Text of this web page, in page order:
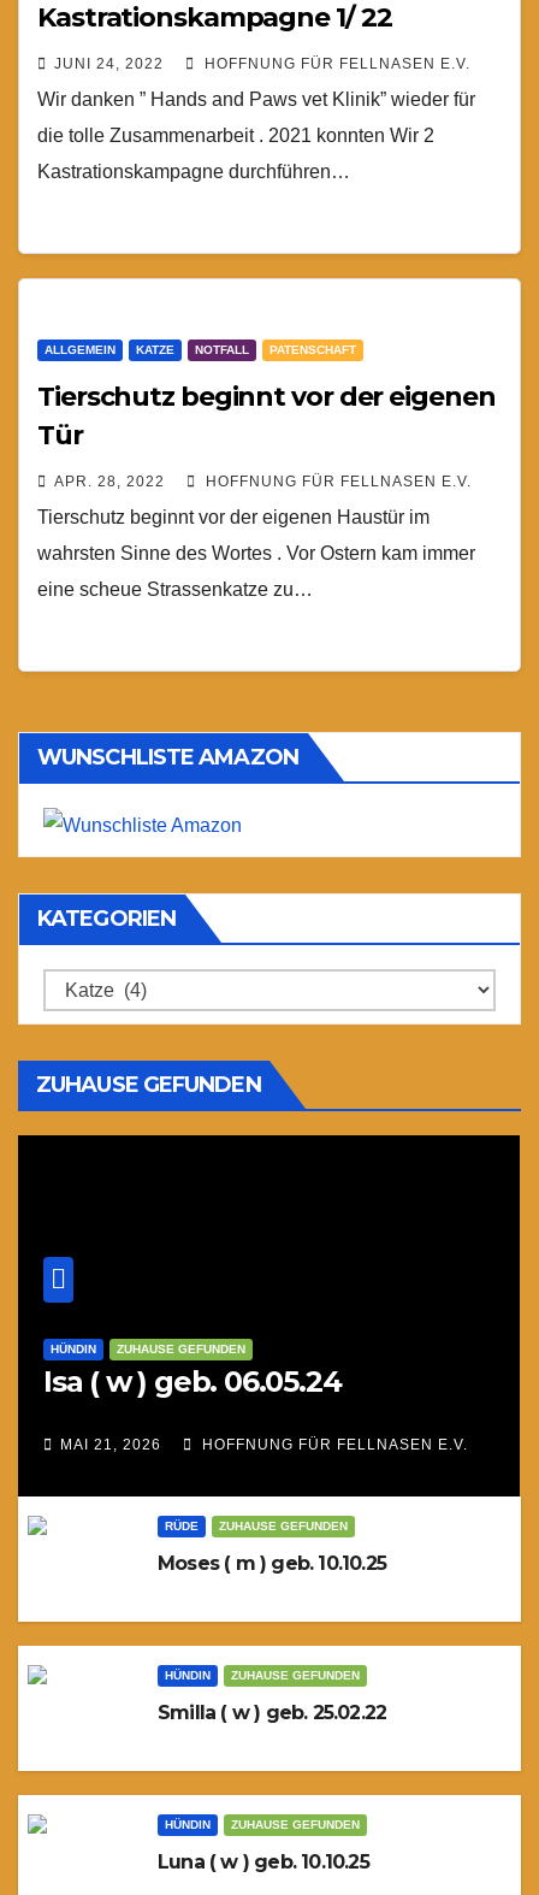
Kastrationskampagne 1/ 22
JUNI 24, 2022 HOFFNUNG FÜR FELLNASEN E.V.
Wir danken ” Hands and Paws vet Klinik” wieder für
die tolle Zusammenarbeit . 2021 konnten Wir 2
Kastrationskampagne durchführen…
ALLGEMEIN KATZE NOTFALL PATENSCHAFT
Tierschutz beginnt vor der eigenen
Tür
APR. 28, 2022 HOFFNUNG FÜR FELLNASEN E.V.
Tierschutz beginnt vor der eigenen Haustür im
wahrsten Sinne des Wortes . Vor Ostern kam immer
eine scheue Strassenkatze zu…
WUNSCHLISTE AMAZON
KATEGORIEN
Kategorien
ZUHAUSE GEFUNDEN
HÜNDIN ZUHAUSE GEFUNDEN
Isa ( w ) geb. 06.05.24
MAI 21, 2026 HOFFNUNG FÜR FELLNASEN E.V.
RÜDE ZUHAUSE GEFUNDEN
Moses ( m ) geb. 10.10.25
HÜNDIN ZUHAUSE GEFUNDEN
Smilla ( w ) geb. 25.02.22
HÜNDIN ZUHAUSE GEFUNDEN
Luna ( w ) geb. 10.10.25